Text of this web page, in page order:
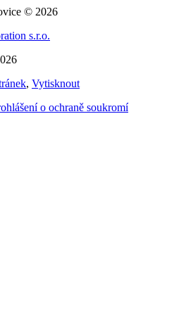
© 2026
s.r.o.
, Vytisknout
o ochraně soukromí